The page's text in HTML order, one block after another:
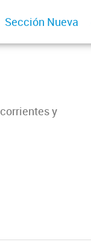
Sección Nueva
y